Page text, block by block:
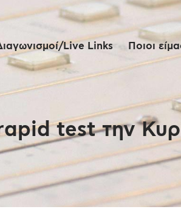
Live Links Ποιοι
rapid test την